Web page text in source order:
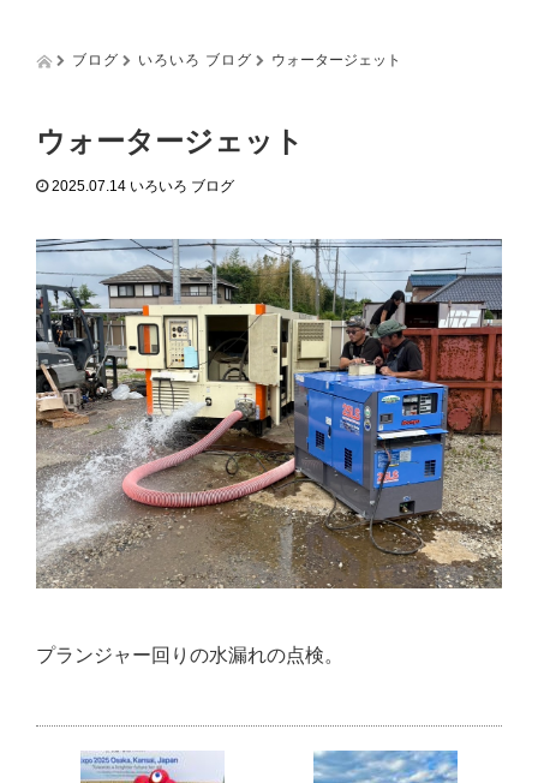
t
i
o
n
ブログ いろいろ ブログ ウォータージェット
ウォータージェット
2025.07.14 いろいろ ブログ
プランジャー回りの水漏れの点検。